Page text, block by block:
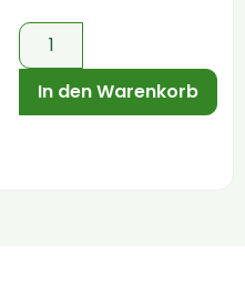
In den Warenkorb